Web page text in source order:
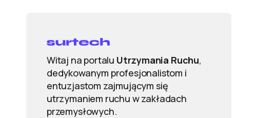
Witaj na portalu Utrzymania Ruchu,
dedykowanym profesjonalistom i
entuzjastom zajmującym się
utrzymaniem ruchu w zakładach
przemysłowych.